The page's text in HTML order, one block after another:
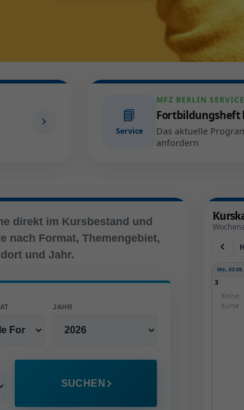
📘
Service
MFZ BERLIN SERVICE
Fortbildungsheft
Das aktuelle
anfordern
direkt im Kursbestand und
nach Format, Themengebiet,
und Jahr.
JAHR
SUCHEN
Mo., 03.08.
3
Keine
Kurse